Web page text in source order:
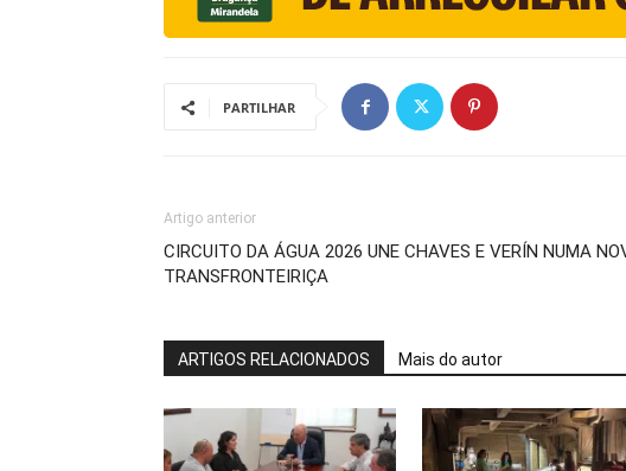
PARTILHAR
Artigo anterior
CIRCUITO DA ÁGUA 2026 UNE CHAVES E VERÍN NUMA
TRANSFRONTEIRIÇA
ARTIGOS RELACIONADOS Mais do autor